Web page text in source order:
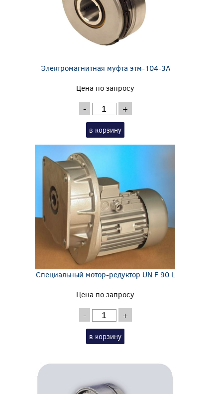
Электромагнитная муфта этм-104-3А
Цена по запросу
- +
в корзину
Специальный мотор-редуктор UN F 90 L
Цена по запросу
- +
в корзину